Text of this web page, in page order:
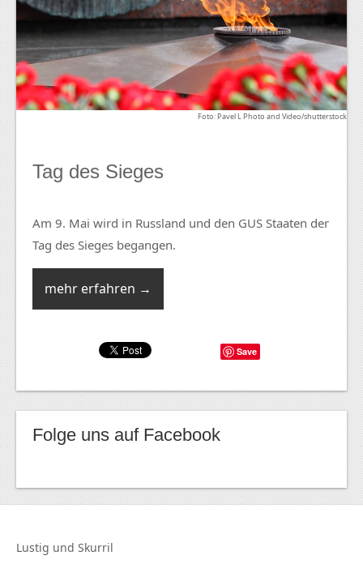
Foto: Pavel L Photo and Video/shutterstock
Tag des Sieges
Am 9. Mai wird in Russland und den GUS Staaten der
Tag des Sieges begangen.
mehr erfahren →
Save
Folge uns auf Facebook
Lustig und Skurril